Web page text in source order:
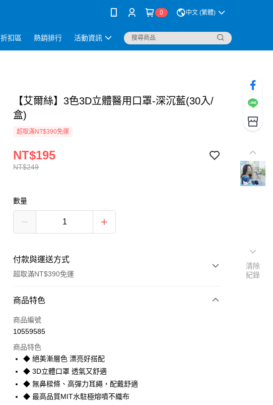
0 中文 (繁體)
折扣區 熱銷排行 活動資訊
【艾爾絲】3色3D立體醫用口罩-深沉藍(30入/
盒)
超取滿NT$390免運
NT$249
NT$195
數量
付款與運送方式
超取滿NT$390免運
付款方式
全家線上支付
運送方式
全家取貨付款
每筆NT$40，滿NT$390(含以上)免運費
商品特色
商品編號
10559585
商品特色
◆ 絕美漸層色 漂亮好搭配
◆ 3D立體口罩 透氣又舒適
◆ 無鼻樑條、高彈力耳繩，配戴舒適
◆ 最高品質MIT水駐極熔噴不織布
清除
紀錄